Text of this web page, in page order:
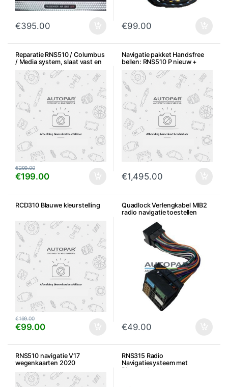
€395.00 €99.00
Reparatie RNS510 / Columbus
/ Media system, slaat vast en
enkel taal Duits
€199.00
€299.00
Navigatie pakket Handsfree
bellen: RNS510 P nieuw +
Premium Bluetooth + Inbouw
€1,495.00
RCD310 Blauwe kleurstelling
€99.00
€169.00
Quadlock Verlengkabel MIB2
radio navigatie toestellen
€49.00
RNS510 navigatie V17
wegenkaarten 2020
RNS315 Radio
Navigatiesysteem met
Bluetooth